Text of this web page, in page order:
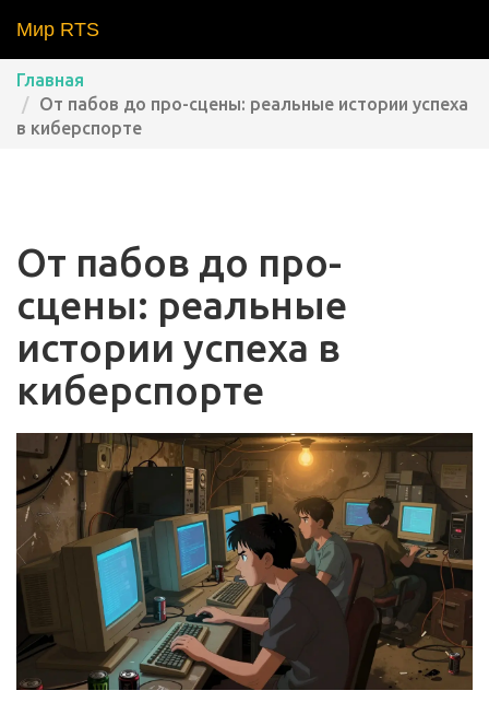
Мир RTS
Главная
От пабов до про-сцены: реальные истории успеха
в киберспорте
От пабов до про-
сцены: реальные
истории успеха в
киберспорте